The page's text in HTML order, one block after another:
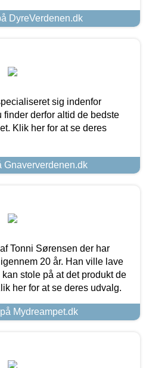
DyreVerdenen.dk
sig indenfor
finder derfor altid de bedste
Klik her for at se deres
Gnaververdenen.dk
Tonni Sørensen der har
20 år. Han ville lave
stole på at det produkt de
her for at se deres udvalg.
Mydreampet.dk